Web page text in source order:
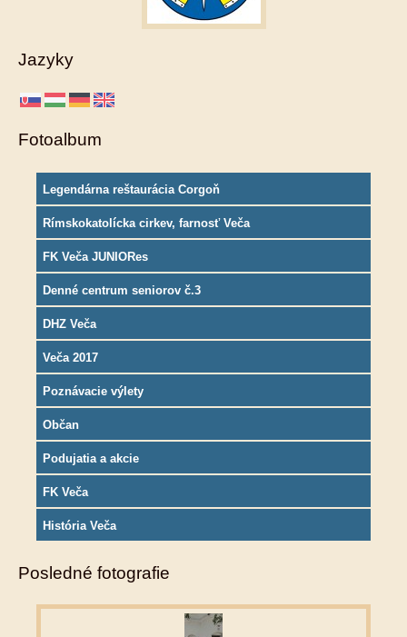
Jazyky
Fotoalbum
Legendárna reštaurácia Corgoň
Rímskokatolícka cirkev, farnosť Veča
FK Veča JUNIORes
Denné centrum seniorov č.3
DHZ Veča
Veča 2017
Poznávacie výlety
Občan
Podujatia a akcie
FK Veča
História Veča
Posledné fotografie